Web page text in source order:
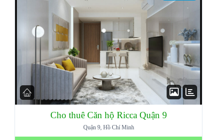
Cho thuê Căn hộ Ricca Quận 9
Quận 9, Hồ Chí Minh
Lost your password?